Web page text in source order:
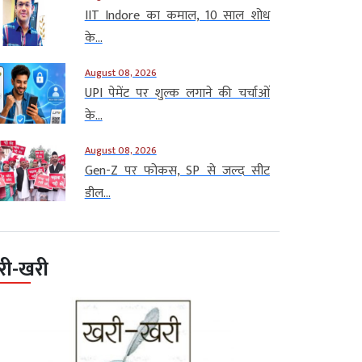
IIT Indore का कमाल, 10 साल शोध
के...
August 08, 2026
UPI पेमेंट पर शुल्क लगाने की चर्चाओं
के...
August 08, 2026
Gen-Z पर फोकस, SP से जल्द सीट
डील...
खरी